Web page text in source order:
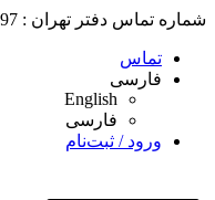
شماره تماس دفتر تهران : 02128428397
تماس
فارسی
English
فارسی
ورود / ثبت‌نام